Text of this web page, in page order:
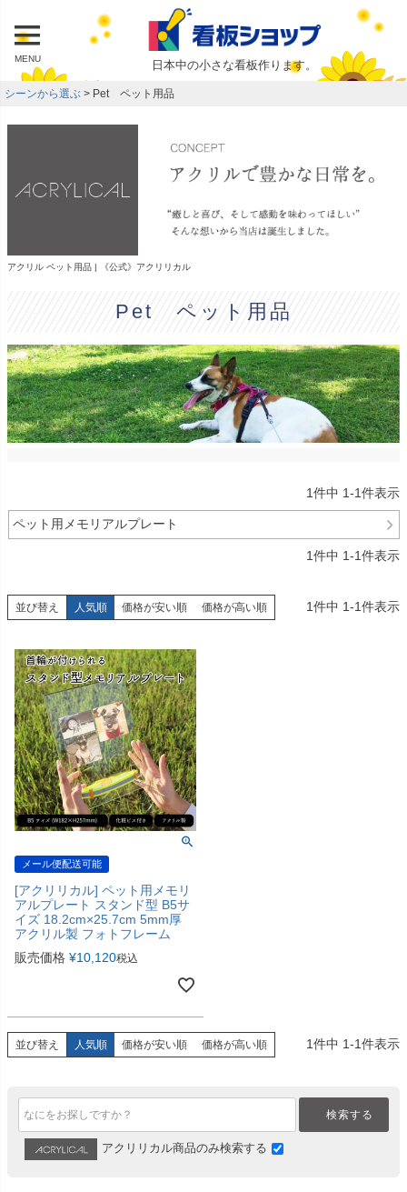
MENU 日本中の小さな看板作ります。
シーンから選ぶ Pet ペット用品
アクリル ペット用品 | 《公式》アクリリカル
Pet ペット用品
1件中 1-1件表示
ペット用メモリアルプレート
1件中 1-1件表示
並び替え 人気順 価格が安い順 価格が高い順 1件中 1-1件表示
メール便配送可能
[アクリリカル] ペット用メモリ
アルプレート スタンド型 B5サ
イズ 18.2cm×25.7cm 5mm厚
アクリル製 フォトフレーム
販売価格 ¥10,120税込
並び替え 人気順 価格が安い順 価格が高い順 1件中 1-1件表示
検索する
アクリリカル商品のみ検索する